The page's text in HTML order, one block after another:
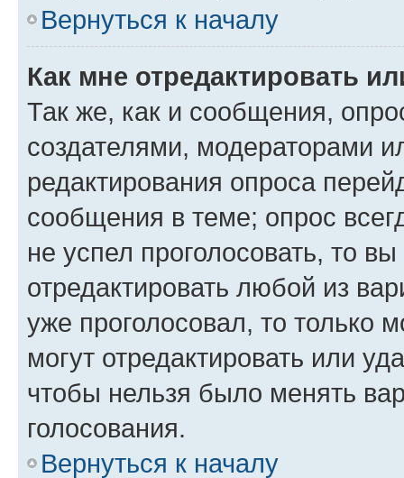
Вернуться к началу
Как мне отредактировать
Так же, как и сообщения,
создателями, модераторами
редактирования опроса
сообщения в теме; опрос
не успел проголосовать, то
отредактировать любой из
уже проголосовал, то только
могут отредактировать или
чтобы нельзя было менять
голосования.
Вернуться к началу